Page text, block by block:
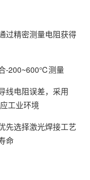
过精密测量电阻获得
-200~600℃测量
线电阻误差，采用
工业环境
先选择激光焊接工艺
命